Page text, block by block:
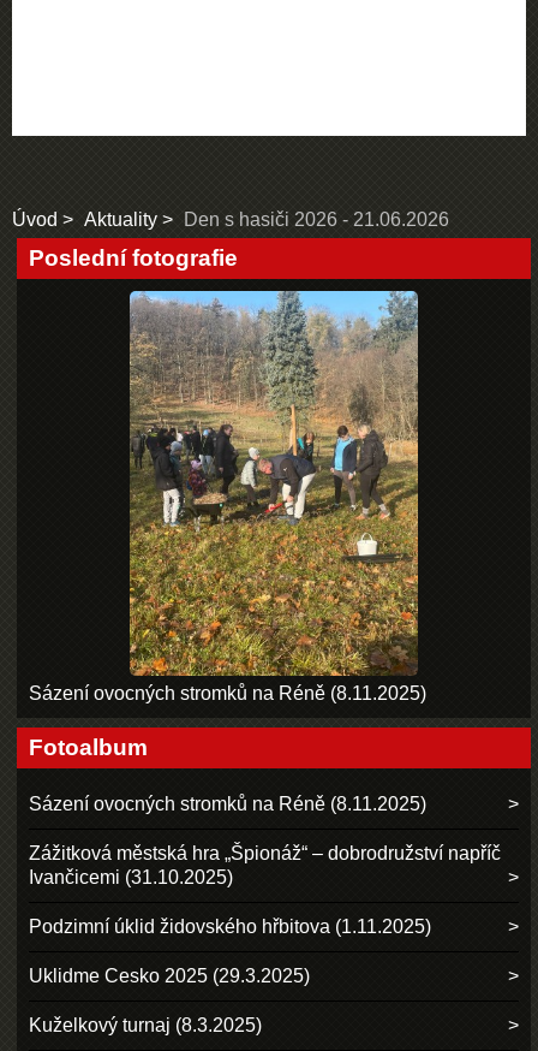
Úvod Aktuality Den s hasiči 2026 - 21.06.2026
Poslední fotografie
Sázení ovocných stromků na Réně (8.11.2025)
Fotoalbum
Sázení ovocných stromků na Réně (8.11.2025)
Zážitková městská hra „Špionáž“ – dobrodružství napříč
Ivančicemi (31.10.2025)
Podzimní úklid židovského hřbitova (1.11.2025)
Uklidme Cesko 2025 (29.3.2025)
Kuželkový turnaj (8.3.2025)